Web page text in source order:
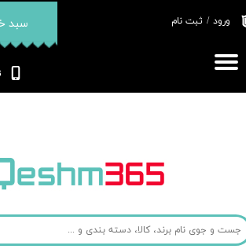
سبد ورود / ثبت نام
حساب کاربری من
تغییر گذر واژه